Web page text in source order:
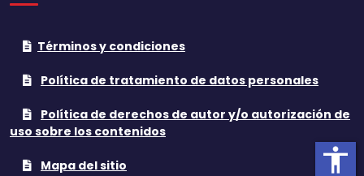
Términos y condiciones
Política de tratamiento de datos personales
Política de derechos de autor y/o autorización de
uso sobre los contenidos
Mapa del sitio accessibility
Tonos grises
Subrayar enlaces
Cursor grande